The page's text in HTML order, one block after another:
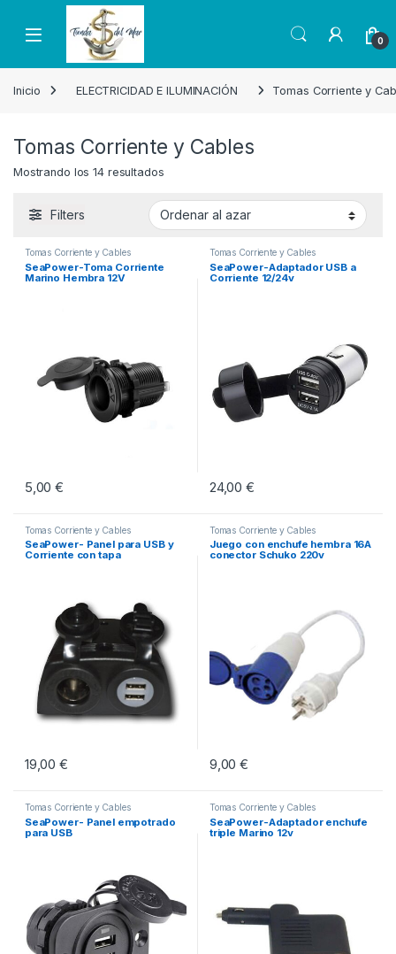
Skip to navigation
Skip to content
Open 0
Inicio ELECTRICIDAD E ILUMINACIÓN Tomas Corriente y
Tomas Corriente y Cables
Mostrando los 14 resultados
Filters
Tomas Corriente y Cables
SeaPower-Toma Corriente
Marino Hembra 12V
5,00€
Tomas Corriente y Cables
SeaPower-Adaptador USB a
Corriente 12/24v
24,00€
Tomas Corriente y Cables
SeaPower- Panel para USB y
Corriente con tapa
19,00€
Tomas Corriente y Cables
Juego con enchufe hembra 16A
conector Schuko 220v
9,00€
Tomas Corriente y Cables
SeaPower- Panel empotrado
para USB
Tomas Corriente y Cables
SeaPower-Adaptador enchufe
triple Marino 12v